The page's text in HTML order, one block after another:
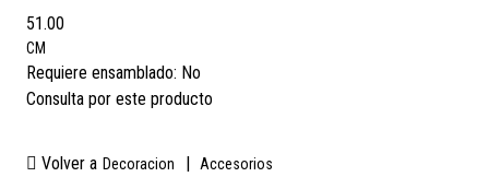
51.00
CM
Requiere ensamblado: No
Consulta por este producto
Volver a Decoracion | Accesorios